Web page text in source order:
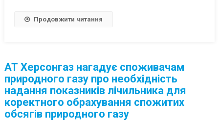
Продовжити читання
АТ Херсонгаз нагадує споживачам
природного газу про необхідність
надання показників лічильника для
коректного обрахування спожитих
обсягів природного газу